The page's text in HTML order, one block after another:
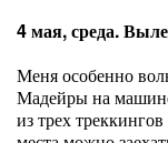
4 мая, среда.
Меня особенно
Мадейры на
из трех